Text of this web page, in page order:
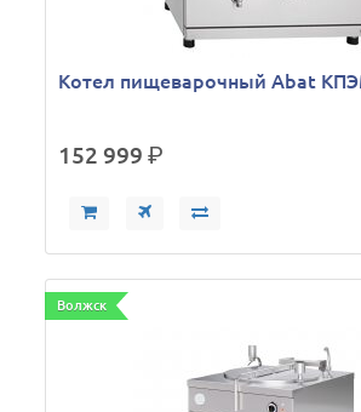
Котел пищеварочный Abat
152 999р.
Волжск